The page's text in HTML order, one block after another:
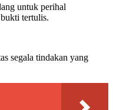
untuk perihal
tertulis.
segala tindakan yang